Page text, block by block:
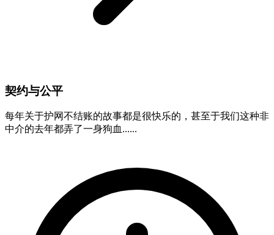
契约与公平
每年关于护网不结账的故事都是很快乐的，甚至于我们这种非
中介的去年都弄了一身狗血......